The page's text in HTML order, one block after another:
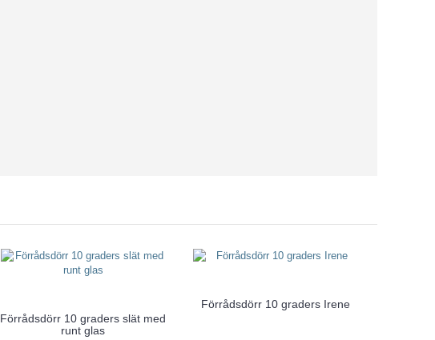
Förrådsdörr 10 graders slät med
runt glas
Förrådsdörr 10 graders Irene